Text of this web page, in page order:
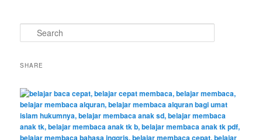
e
rSHARE